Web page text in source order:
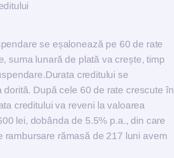
se eșalonează pe 60 de rate
suma lunară de plată va crește, timp
creditului se
După cele 60 de rate crescute în
creditului va reveni la valoarea
lei, dobânda de 5.5% p.a., din care
rambursare rămasă de 217 luni avem